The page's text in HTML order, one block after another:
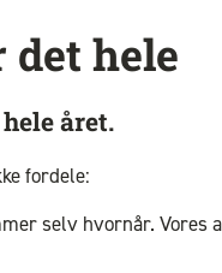
hele
året.
fordele:
selv hvornår. Vores